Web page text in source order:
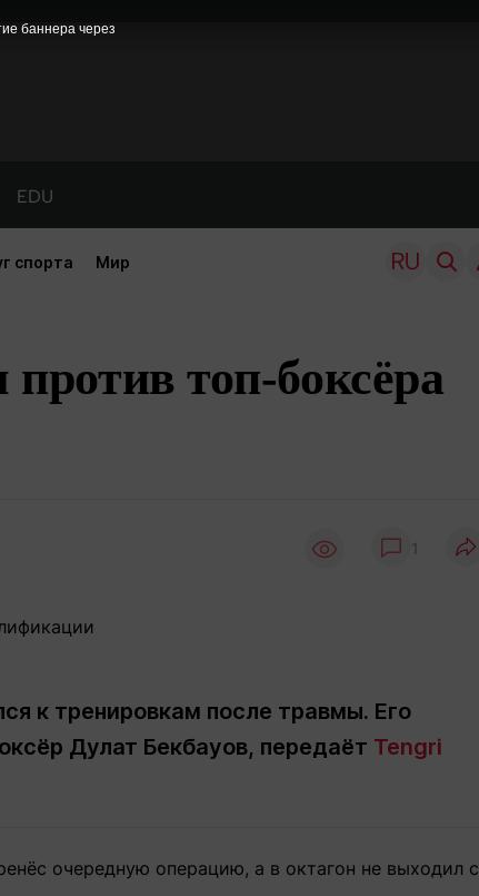
EDU
спорта Мир
Путевые
Учебные
Пресс-центр Светлая тема
топ-боксёра
1
к тренировкам после травмы. Его
Дулат Бекбауов, передаёт Tengri
очередную операцию, а в октагон не выходил с
баннера через